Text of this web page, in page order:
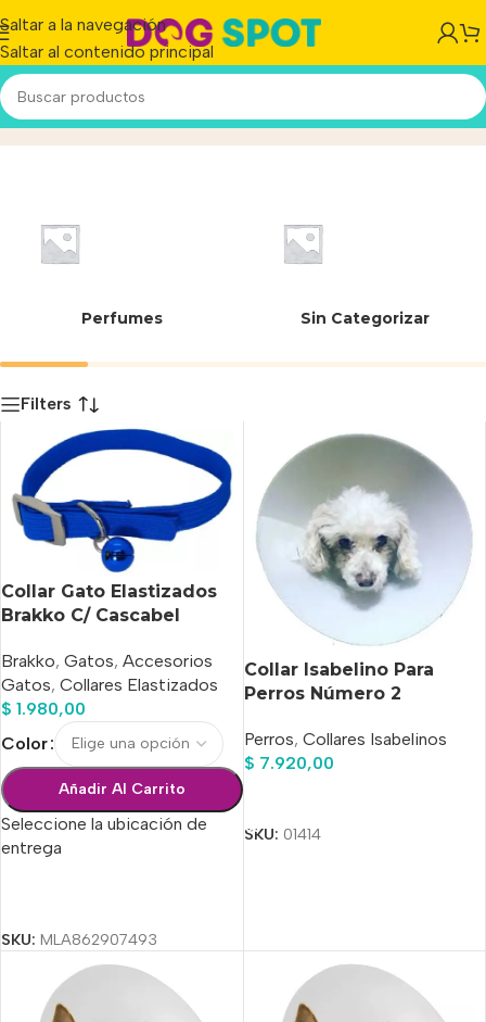
Saltar a la navegación
Saltar al contenido principal
HebillaInicio/Producto
Perfumes Sin Categorizar
Filters
Collar Gato Elastizados
Brakko C/ Cascabel
Brakko, Gatos, Accesorios
Gatos, Collares Elastizados
$ 1.980,00
Color
Añadir Al Carrito
Seleccione la ubicación de
entrega
SKU: MLA862907493
Collar Isabelino Para
Perros Número 2
Perros, Collares Isabelinos
$ 7.920,00
SKU: 01414